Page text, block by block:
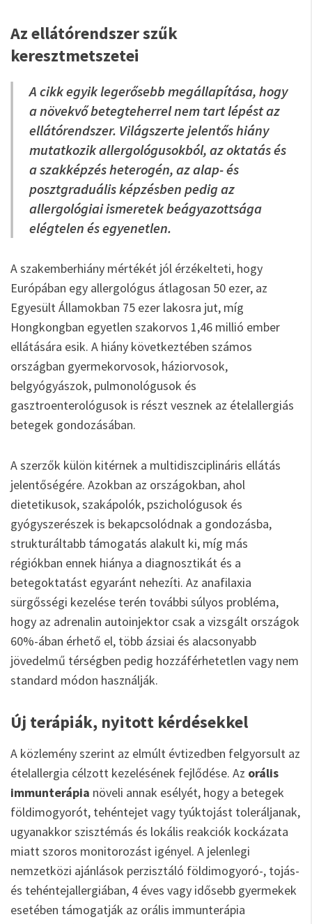
Az ellátórendszer szűk
keresztmetszetei
A cikk egyik legerősebb megállapítása, hogy
a növekvő betegteherrel nem tart lépést az
ellátórendszer. Világszerte jelentős hiány
mutatkozik allergológusokból, az oktatás és
a szakképzés heterogén, az alap- és
posztgraduális képzésben pedig az
allergológiai ismeretek beágyazottsága
elégtelen és egyenetlen.
A szakemberhiány mértékét jól érzékelteti, hogy
Európában egy allergológus átlagosan 50 ezer, az
Egyesült Államokban 75 ezer lakosra jut, míg
Hongkongban egyetlen szakorvos 1,46 millió ember
ellátására esik. A hiány következtében számos
országban gyermekorvosok, háziorvosok,
belgyógyászok, pulmonológusok és
gasztroenterológusok is részt vesznek az ételallergiás
betegek gondozásában.
A szerzők külön kitérnek a multidiszciplináris ellátás
jelentőségére. Azokban az országokban, ahol
dietetikusok, szakápolók, pszichológusok és
gyógyszerészek is bekapcsolódnak a gondozásba,
strukturáltabb támogatás alakult ki, míg más
régiókban ennek hiánya a diagnosztikát és a
betegoktatást egyaránt nehezíti. Az anafilaxia
sürgősségi kezelése terén további súlyos probléma,
hogy az adrenalin autoinjektor csak a vizsgált országok
60%-ában érhető el, több ázsiai és alacsonyabb
jövedelmű térségben pedig hozzáférhetetlen vagy nem
standard módon használják.
Új terápiák, nyitott kérdésekkel
A közlemény szerint az elmúlt évtizedben felgyorsult az
ételallergia célzott kezelésének fejlődése. Az orális
immunterápia növeli annak esélyét, hogy a betegek
földimogyorót, tehéntejet vagy tyúktojást toleráljanak,
ugyanakkor szisztémás és lokális reakciók kockázata
miatt szoros monitorozást igényel. A jelenlegi
nemzetközi ajánlások perzisztáló földimogyoró-, tojás-
és tehéntejallergiában, 4 éves vagy idősebb gyermekek
esetében támogatják az orális immunterápia